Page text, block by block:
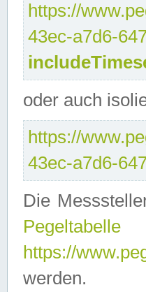
https://
43ec-a7d6-
oder auch
https://
43ec-a7d6-
Die
Pegeltabelle
https://
werden.